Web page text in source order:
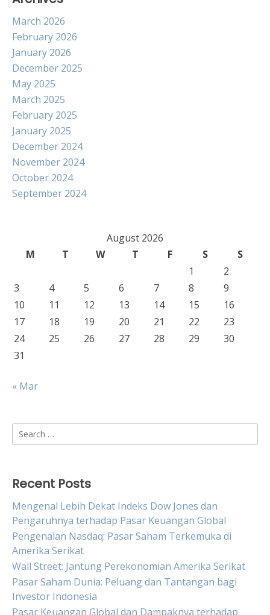
March 2026
February 2026
January 2026
December 2025
May 2025
March 2025
February 2025
January 2025
December 2024
November 2024
October 2024
September 2024
August 2026
M
T W T F S
S
1
2
3
4 5 6 7 8
9
10
11 12 13 14 15
16
17
18 19 20 21 22
23
24
25 26 27 28 29
30
31
« Mar
Search
for:
Recent Posts
Mengenal Lebih Dekat Indeks Dow Jones dan
Pengaruhnya terhadap Pasar Keuangan Global
Pengenalan Nasdaq: Pasar Saham Terkemuka di
Amerika Serikat
Wall Street: Jantung Perekonomian Amerika Serikat
Pasar Saham Dunia: Peluang dan Tantangan bagi
Investor Indonesia
Pasar Keuangan Global dan Dampaknya terhadap